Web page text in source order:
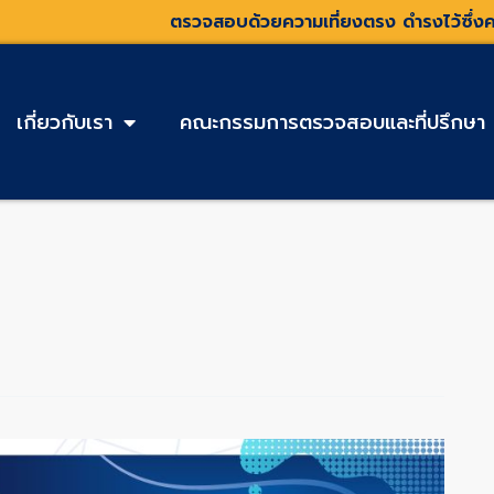
ตรวจสอบด้วยความเที่ยงตรง ดำรงไว้ซึ่ง
เกี่ยวกับเรา คณะกรรมการตรวจสอบและที่ปรึกษา